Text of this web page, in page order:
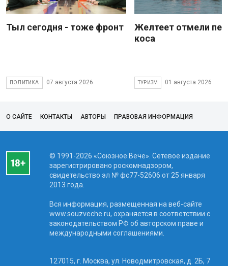
Тыл сегодня - тоже фронт
ПОЛИТИКА 07 августа 2026
Желтеет отмели
коса
ТУРИЗМ 01 августа 2026
О САЙТЕ КОНТАКТЫ АВТОРЫ ПРАВОВАЯ ИНФОРМАЦИЯ
© 1991-2026 «Союзное Вече». Сетевое издание
зарегистрировано роскомнадзором,
свидетельство эл № фc77-52606 от 25 января
2013 года.
Вся информация, размещенная на веб-сайте
www.souzveche.ru, охраняется в соответствии с
законодательством РФ об авторском праве и
международными соглашениями.
127015, г. Москва, ул. Новодмитровская, д. 2Б, 7